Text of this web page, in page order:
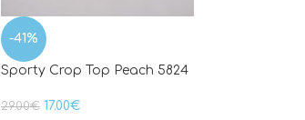
-41%
Sporty Crop Top Peach 5824
29.00€ 17.00€